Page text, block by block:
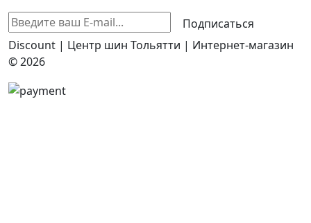
Подписаться
Discount | Центр шин Тольятти | Интернет-магазин
© 2026